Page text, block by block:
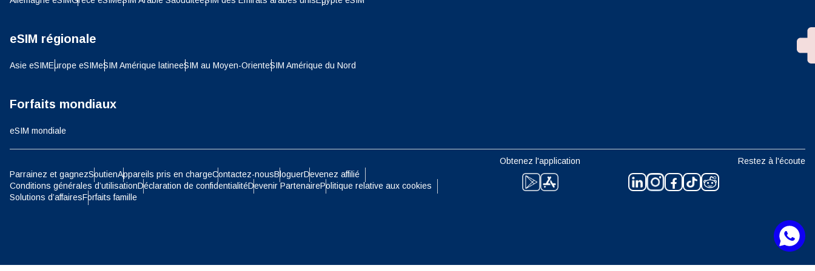
eSIM régionale
Asie eSIMEurope eSIMeSIM Amérique latineeSIM au Moyen-OrienteSIM Amérique du Nord
Forfaits mondiaux
eSIM mondiale
Parrainez et gagnezSoutienAppareils pris en chargeContactez-nousBloguerDevenez affilié
Conditions générales d’utilisationDéclaration de confidentialitéDevenir PartenairePolitique relative aux cookies
Solutions d’affairesForfaits famille
Obtenez l'application Restez à l'écoute
Polski
SGD - Dollar De Singapour
CAD - Dollar Canadien GBP - Livre Sterling